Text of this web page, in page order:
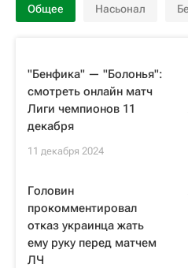
Общее Насьонал
"Бенфика" — "Болонья":
смотреть онлайн матч
Лиги чемпионов 11
декабря
11 декабря 2024
Головин
прокомментировал
отказ украинца жать
ему руку перед матчем
ЛЧ